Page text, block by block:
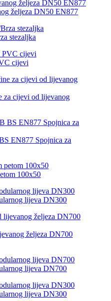
željeza DN50 EN877
stezaljka
cijevi
za cijevi od lijevanog
EN877 Spojnica za
100x50
lijeva DN300
željeza DN700
lijeva DN700
lijeva DN300